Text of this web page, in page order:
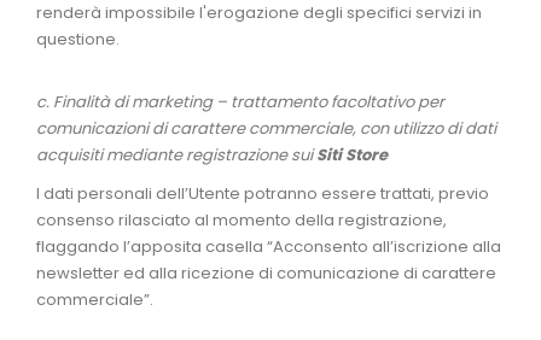
renderà impossibile l'erogazione degli specifici servizi in
questione.
c. Finalità di marketing – trattamento facoltativo per
comunicazioni di carattere commerciale, con utilizzo di dati
acquisiti mediante registrazione suiSiti Store
I dati personali dell’Utente potranno essere trattati, previo
consenso rilasciato al momento della registrazione,
flaggando l’apposita casella “Acconsento all’iscrizione alla
newsletter ed alla ricezione di comunicazione di carattere
commerciale”.